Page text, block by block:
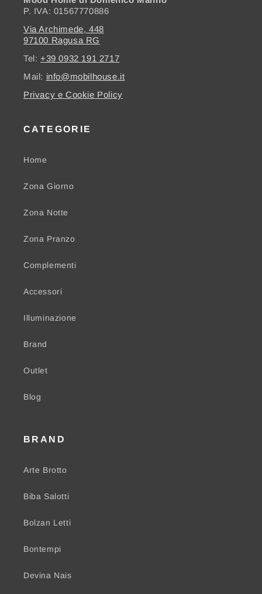
P. IVA: 01567770886
Via Archimede, 448
97100 Ragusa RG
Tel: +39 0932 191 2717
Mail: info@mobilhouse.it
Privacy e Cookie Policy
CATEGORIE
Home
Zona Giorno
Zona Notte
Zona Pranzo
Complementi
Accessori
Illuminazione
Brand
Outlet
Blog
BRAND
Arte Brotto
Biba Salotti
Bolzan Letti
Bontempi
Devina Nais